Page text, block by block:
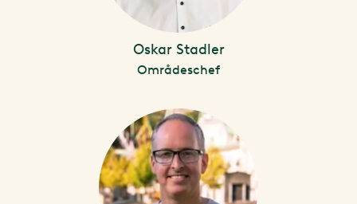
Oskar Stadler
Områdeschef